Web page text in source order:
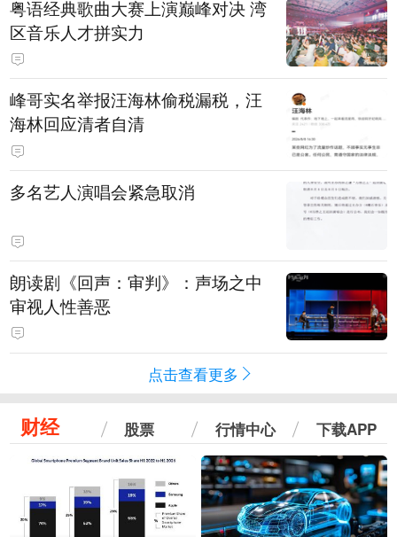
粤语经典歌曲大赛上演巅峰对决 湾
区音乐人才拼实力
峰哥实名举报汪海林偷税漏税，汪
海林回应清者自清
多名艺人演唱会紧急取消
朗读剧《回声：审判》：声场之中
审视人性善恶
点击查看更多
财经 股票 行情中心 下载APP